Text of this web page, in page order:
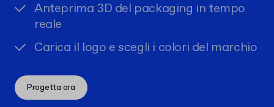
Anteprima 3D del packaging in tempo
reale
Carica il logo e scegli i colori del marchio
Progetta ora